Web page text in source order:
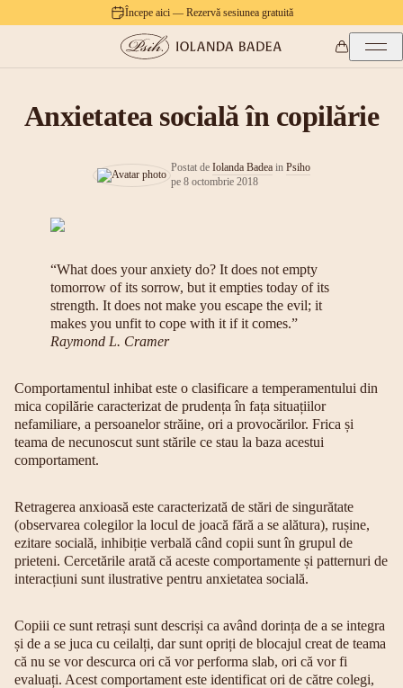
Începe aici — Rezervă sesiunea gratuită
Anxietatea socială în copilărie
Postat de Iolanda Badea in Psiho
pe 8 octombrie 2018
“What does your anxiety do? It does not empty
tomorrow of its sorrow, but it empties today of its
strength. It does not make you escape the evil; it
makes you unfit to cope with it if it comes.”
Raymond L. Cramer
Comportamentul inhibat este o clasificare a temperamentului din
mica copilărie caracterizat de prudența în fața situațiilor
nefamiliare, a persoanelor străine, ori a provocărilor. Frica și
teama de necunoscut sunt stările ce stau la baza acestui
comportament.
Retragerea anxioasă este caracterizată de stări de singurătate
(observarea colegilor la locul de joacă fără a se alătura), rușine,
ezitare socială, inhibiție verbală când copii sunt în grupul de
prieteni. Cercetările arată că aceste comportamente și patternuri de
interacțiuni sunt ilustrative pentru anxietatea socială.
Copiii ce sunt retrași sunt descriși ca având dorința de a se integra
și de a se juca cu ceilalți, dar sunt opriți de blocajul creat de teama
că nu se vor descurca ori că vor performa slab, ori că vor fi
evaluați. Acest comportament este identificat ori de către colegi,